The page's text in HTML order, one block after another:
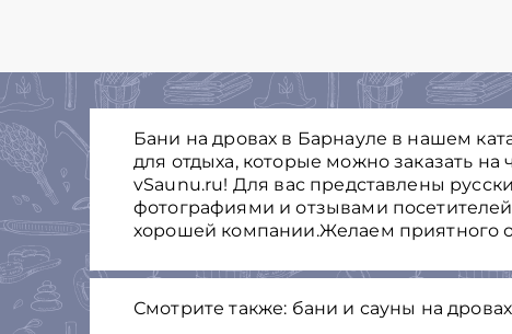
Бани на дровах в Барнауле в нашем
для отдыха, которые можно заказать
vSaunu.ru! Для вас представлены
фотографиями и отзывами
хорошей компании.Желаем приятного
Смотрите также: бани и сауны на